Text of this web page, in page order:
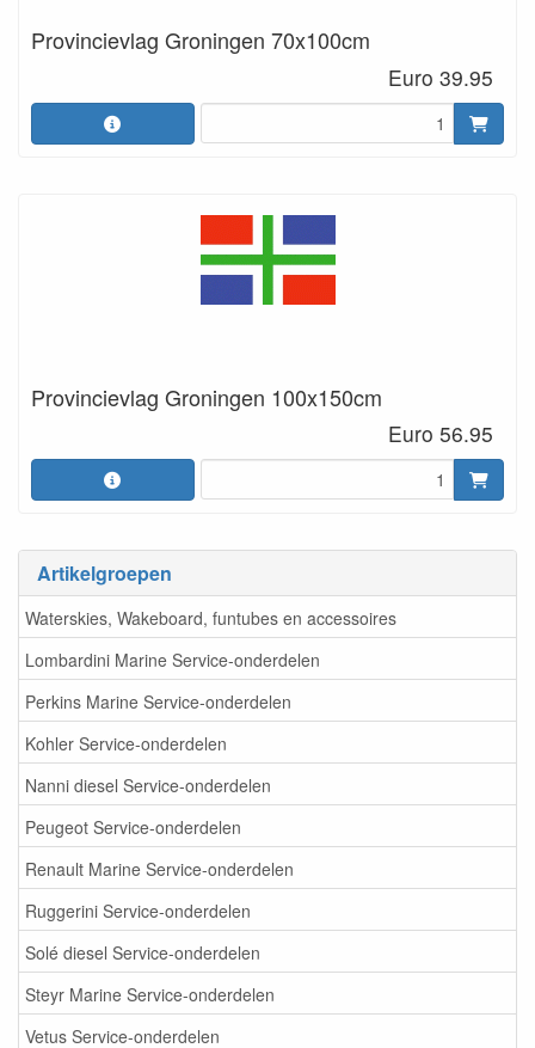
Artikelgroepen
Waterskies, Wakeboard, funtubes en accessoires
Lombardini Marine Service-onderdelen
Perkins Marine Service-onderdelen
Kohler Service-onderdelen
Nanni diesel Service-onderdelen
Peugeot Service-onderdelen
Renault Marine Service-onderdelen
Ruggerini Service-onderdelen
Solé diesel Service-onderdelen
Steyr Marine Service-onderdelen
Vetus Service-onderdelen
Provincievlag Groningen 70x100cm
Euro 39.95
Provincievlag Groningen 100x150cm
Euro 56.95